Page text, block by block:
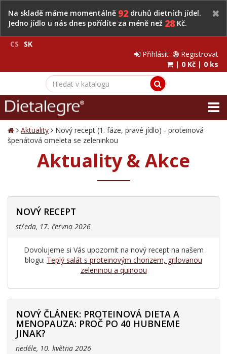
Na skladě máme momentálně 92 druhů dietních jídel.
Jedno jídlo u nás dnes pořídíte za méně než 28Kč.
CS
SK
Přihlásit
Registrovat
| 0 Kč | 0 ks
Aktuality
Nový recept (1. fáze, pravé jídlo) - proteinová
špenátová omeleta se zeleninkou
Aktuality & Akce
NOVÝ RECEPT
středa, 17. června 2026
Dovolujeme si Vás upozornit na nový recept na našem
blogu: Teplý salát s proteinovým chorizem, grilovanou
zeleninou a quinoou
NOVÝ ČLÁNEK: PROTEINOVÁ DIETA A
MENOPAUZA: PROČ PO 40 HUBNEME
JINAK?
neděle, 10. května 2026